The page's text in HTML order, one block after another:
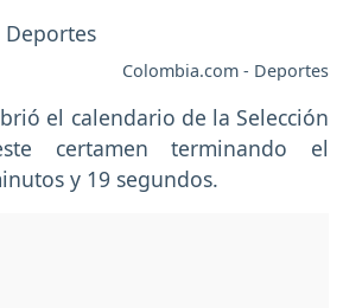
Colombia.com - Deportes
el calendario de la Selección
certamen terminando el
y 19 segundos.